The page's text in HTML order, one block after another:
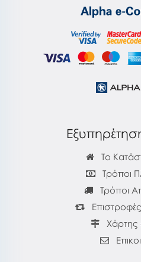
Το
Τρόποι
Τρόποι
Χάρτης